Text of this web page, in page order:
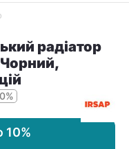
радіатор
10%